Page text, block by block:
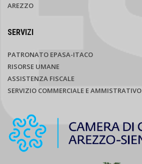
AREZZO
SERVIZI
PATRONATO EPASA-ITACO
RISORSE UMANE
ASSISTENZA FISCALE
SERVIZIO COMMERCIALE E AMMISTRATIVO